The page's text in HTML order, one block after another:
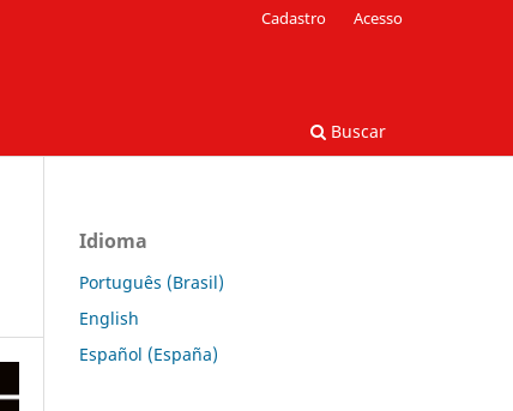
Buscar
Cadastro Acesso
Idioma
Português (Brasil)
English
Español (España)